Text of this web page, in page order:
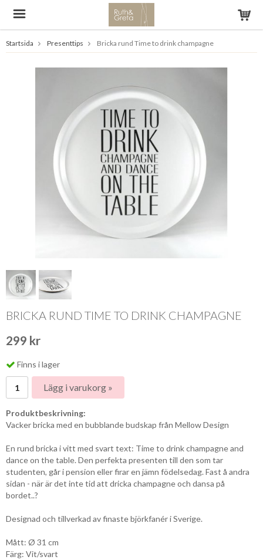
Startsida Presenttips Bricka rund Time to drink champagne
BRICKA RUND TIME TO DRINK CHAMPAGNE
299 kr
Finns i lager
Lägg i varukorg »
Produktbeskrivning:
Vacker bricka med en bubblande budskap från Mellow Design
En rund bricka i vitt med svart text: Time to drink champagne and
dance on the table. Den perfekta presenten till den som tar
studenten, går i pension eller firar en jämn födelsedag. Fast å andra
sidan - när är det inte tid att dricka champagne och dansa på
bordet..?
Designad och tillverkad av finaste björkfanér i Sverige.
Mått: Ø 31 cm
Färg: Vit/svart